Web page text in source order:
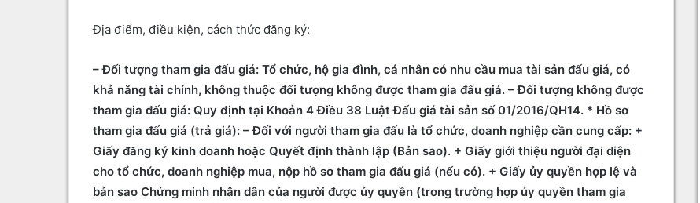
Địa điểm, điều kiện, cách thức đăng ký:
– Đối tượng tham gia đấu giá: Tổ chức, hộ gia đình, cá nhân có nhu cầu mua tài sản đấu giá, có
khả năng tài chính, không thuộc đối tượng không được tham gia đấu giá. – Đối tượng không được
tham gia đấu giá: Quy định tại Khoản 4 Điều 38 Luật Đấu giá tài sản số 01/2016/QH14. * Hồ sơ
tham gia đấu giá (trả giá): – Đối với người tham gia đấu là tổ chức, doanh nghiệp cần cung cấp: +
Giấy đăng ký kinh doanh hoặc Quyết định thành lập (Bản sao). + Giấy giới thiệu người đại diện
cho tổ chức, doanh nghiệp mua, nộp hồ sơ tham gia đấu giá (nếu có). + Giấy ủy quyền hợp lệ và
bản sao Chứng minh nhân dân của người được ủy quyền (trong trường hợp ủy quyền tham gia